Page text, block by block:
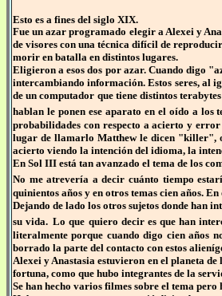
Esto es a fines del siglo XIX.
Fue un azar programado elegir a Alexei y
de visores con una técnica difícil de
morir en batalla en distintos lugares.
Eligieron a esos dos por azar. Cuando digo
intercambiando información. Estos seres, al
de un computador que tiene distintos
hablan le ponen ese aparato en el oído a los
probabilidades con respecto a acierto y
lugar de llamarlo Matthew le dicen "killer", o
acierto viendo la intención del idioma, la
En Sol III está tan avanzado el tema de los
No me atrevería a decir cuánto tiempo
quinientos años y en otros temas cien años.
Dejando de lado los otros sujetos donde han
su vida. Lo que quiero decir es que han
literalmente porque cuando digo cien años
borrado la parte del contacto con estos
Alexei y Anastasia estuvieron en el planeta
fortuna, como que hubo integrantes de la
Se han hecho varios filmes sobre el tema pero